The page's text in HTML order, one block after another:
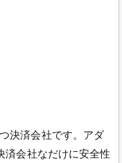
決済会社です。アダ
済会社なだけに安全性